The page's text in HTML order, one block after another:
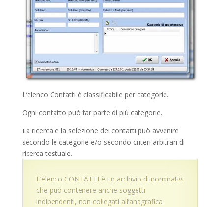
L’elenco Contatti è classificabile per categorie.
Ogni contatto può far parte di più categorie.
La ricerca e la selezione dei contatti può avvenire
secondo le categorie e/o secondo criteri arbitrari di
ricerca testuale.
L’elenco CONTATTI è un archivio di nominativi
che può contenere anche soggetti
indipendenti, non collegati all’anagrafica